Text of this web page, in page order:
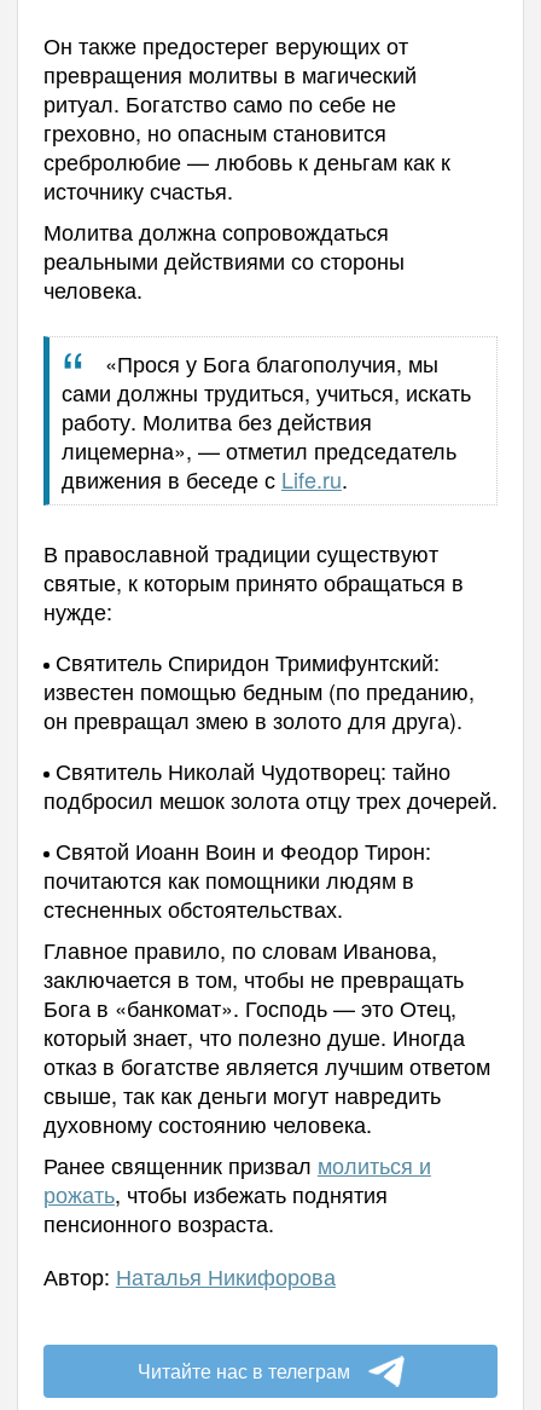
Он также предостерег верующих от
превращения молитвы в магический
ритуал. Богатство само по себе не
греховно, но опасным становится
сребролюбие — любовь к деньгам как к
источнику счастья.
Молитва должна сопровождаться
реальными действиями со стороны
человека.
«Прося у Бога благополучия, мы
сами должны трудиться, учиться, искать
работу. Молитва без действия
лицемерна», — отметил председатель
движения в беседе с Life.ru.
В православной традиции существуют
святые, к которым принято обращаться в
нужде:
Святитель Спиридон Тримифунтский:
известен помощью бедным (по преданию,
он превращал змею в золото для друга).
Святитель Николай Чудотворец: тайно
подбросил мешок золота отцу трех дочерей.
Святой Иоанн Воин и Феодор Тирон:
почитаются как помощники людям в
стесненных обстоятельствах.
Главное правило, по словам Иванова,
заключается в том, чтобы не превращать
Бога в «банкомат». Господь — это Отец,
который знает, что полезно душе. Иногда
отказ в богатстве является лучшим ответом
свыше, так как деньги могут навредить
духовному состоянию человека.
Ранее священник призвал молиться и
рожать, чтобы избежать поднятия
пенсионного возраста.
Автор: Наталья Никифорова
Читайте нас в телеграм